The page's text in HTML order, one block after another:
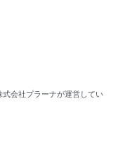
式会社プラーナが運営してい